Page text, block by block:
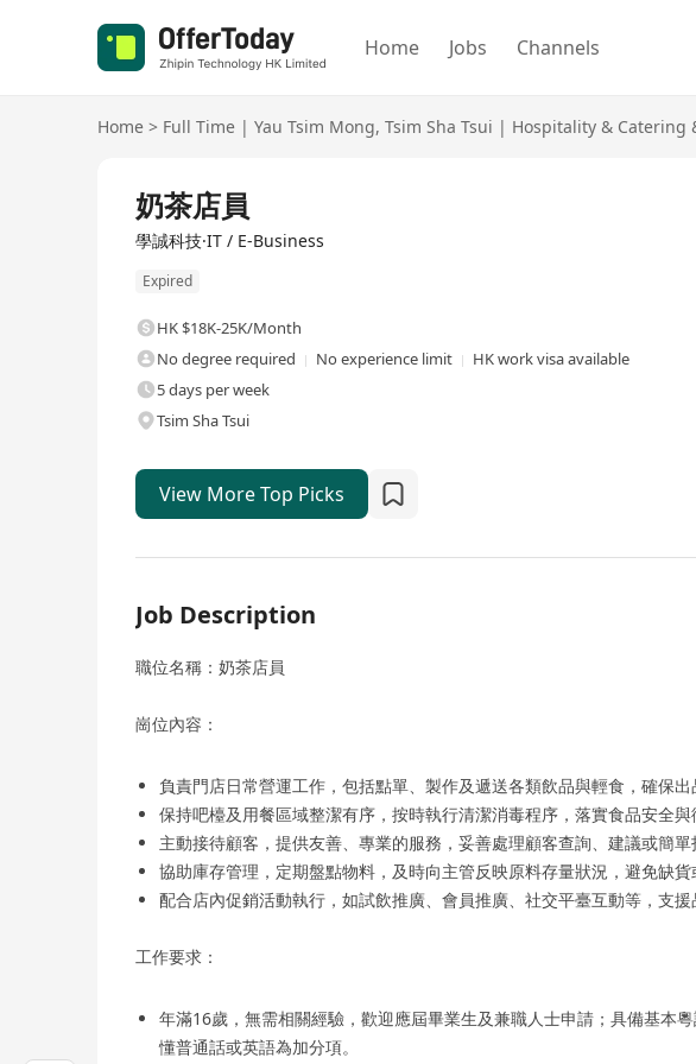
Home Jobs Channels
Home > Full Time | Yau Tsim Mong, Tsim Sha Tsui | Hospitality & Catering
奶茶店員
學誠科技·IT / E-Business
Expired
HK $18K-25K/Month
No degree required
No experience limit
HK work visa available
5 days per week
Tsim Sha Tsui
View More Top Picks
Job Description
職位名稱：奶茶店員
崗位內容：
負責門店日常營運工作，包括點單、製作及遞送各類飲品與輕食，確保出
保持吧檯及用餐區域整潔有序，按時執行清潔消毒程序，落實食品安全與
主動接待顧客，提供友善、專業的服務，妥善處理顧客查詢、建議或簡單
協助庫存管理，定期盤點物料，及時向主管反映原料存量狀況，避免缺貨
配合店內促銷活動執行，如試飲推廣、會員推廣、社交平臺互動等，支援
工作要求：
年滿16歲，無需相關經驗，歡迎應屆畢業生及兼職人士申請；具備基本
懂普通話或英語為加分項。